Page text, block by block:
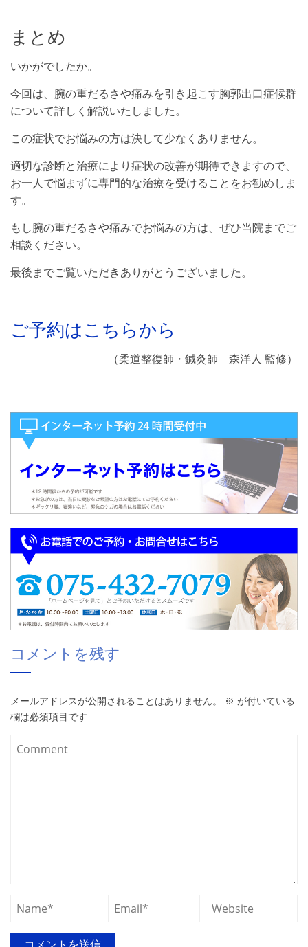
まとめ
いかがでしたか。
今回は、腕の重だるさや痛みを引き起こす胸郭出口症候群
について詳しく解説いたしました。
この症状でお悩みの方は決して少なくありません。
適切な診断と治療により症状の改善が期待できますので、
お一人で悩まずに専門的な治療を受けることをお勧めしま
す。
もし腕の重だるさや痛みでお悩みの方は、ぜひ当院までご
相談ください。
最後までご覧いただきありがとうございました。
ご予約はこちらから
（柔道整復師・鍼灸師 森洋人 監修）
コメントを残す
メールアドレスが公開されることはありません。 ※ が付いている
欄は必須項目です